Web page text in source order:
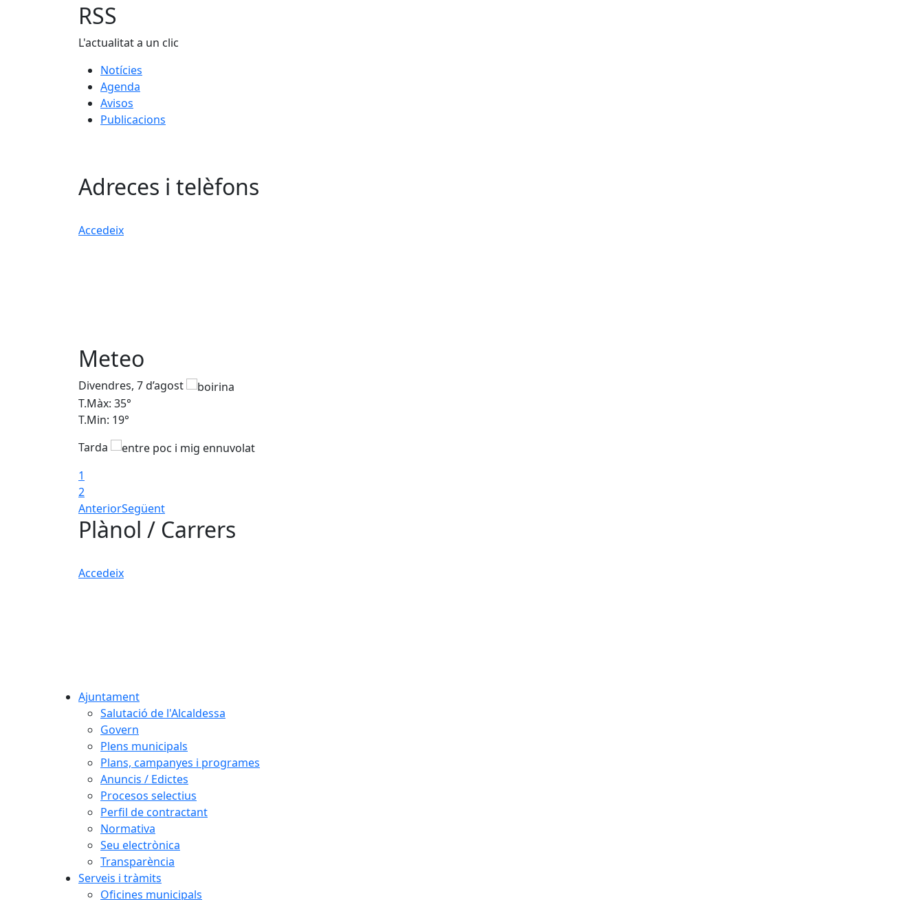
RSS
L'actualitat a un clic
Notícies
Agenda
Avisos
Publicacions
Adreces i telèfons
Accedeix
Meteo
Divendres, 7 d’agost
T.Màx: 35°
T.Min: 19°
Tarda
1
2
AnteriorSegüent
Plànol / Carrers
Accedeix
Ajuntament
Salutació de l'Alcaldessa
Govern
Plens municipals
Plans, campanyes i programes
Anuncis / Edictes
Procesos selectius
Perfil de contractant
Normativa
Seu electrònica
Transparència
Serveis i tràmits
Oficines municipals